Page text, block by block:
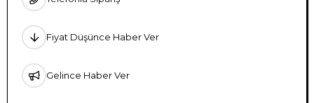
Fiyat Düşünce Haber Ver
Gelince Haber Ver